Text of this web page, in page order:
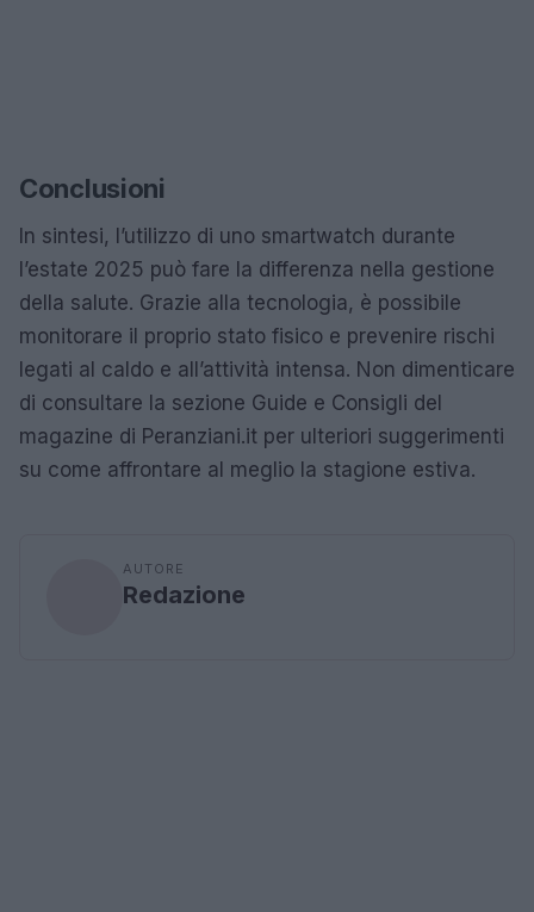
Conclusioni
In sintesi, l’utilizzo di uno smartwatch durante
l’estate 2025 può fare la differenza nella gestione
della salute. Grazie alla tecnologia, è possibile
monitorare il proprio stato fisico e prevenire rischi
legati al caldo e all’attività intensa. Non dimenticare
di consultare la sezione Guide e Consigli del
magazine di Peranziani.it per ulteriori suggerimenti
su come affrontare al meglio la stagione estiva.
AUTORE
Redazione